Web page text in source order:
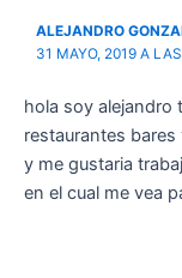
ALEJANDRO
31 MAYO, 2019 A
hola soy alejandro
restaurantes
y me gustaria
en el cual me vea